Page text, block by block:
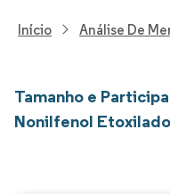
Início Análise De
Tamanho e
Nonilfenol Etoxilado